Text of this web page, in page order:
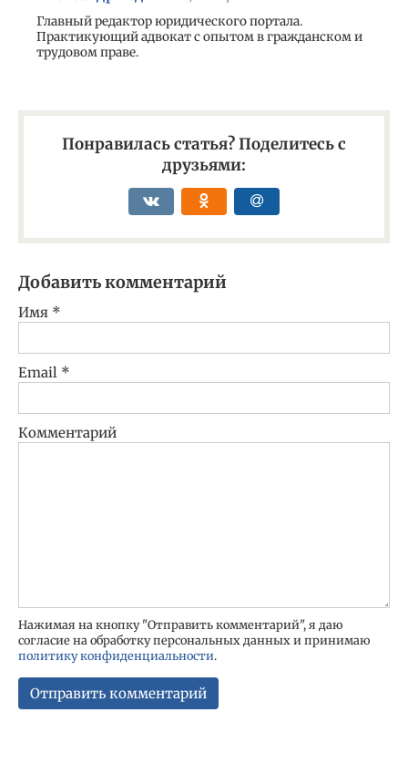
Главный редактор юридического портала.
Практикующий адвокат с опытом в гражданском и
трудовом праве.
Понравилась статья? Поделитесь с
друзьями:
Добавить комментарий
Имя *
Email *
Комментарий
Нажимая на кнопку "Отправить комментарий", я даю
согласие на обработку персональных данных и принимаю
политику конфиденциальности.